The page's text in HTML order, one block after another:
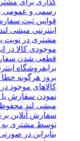
رسمی و عمومی و
قوانین ثبت
اینترنتی میشی
مشتری در نوبت
موجودی کالا در
قطعی شدن
برایفروشگاه
بروز هرگونه
کالاهای موجود در
نمودن سفارش
میشی لند
سفارش آنلاین
توسط مشتری به
بنابراین در